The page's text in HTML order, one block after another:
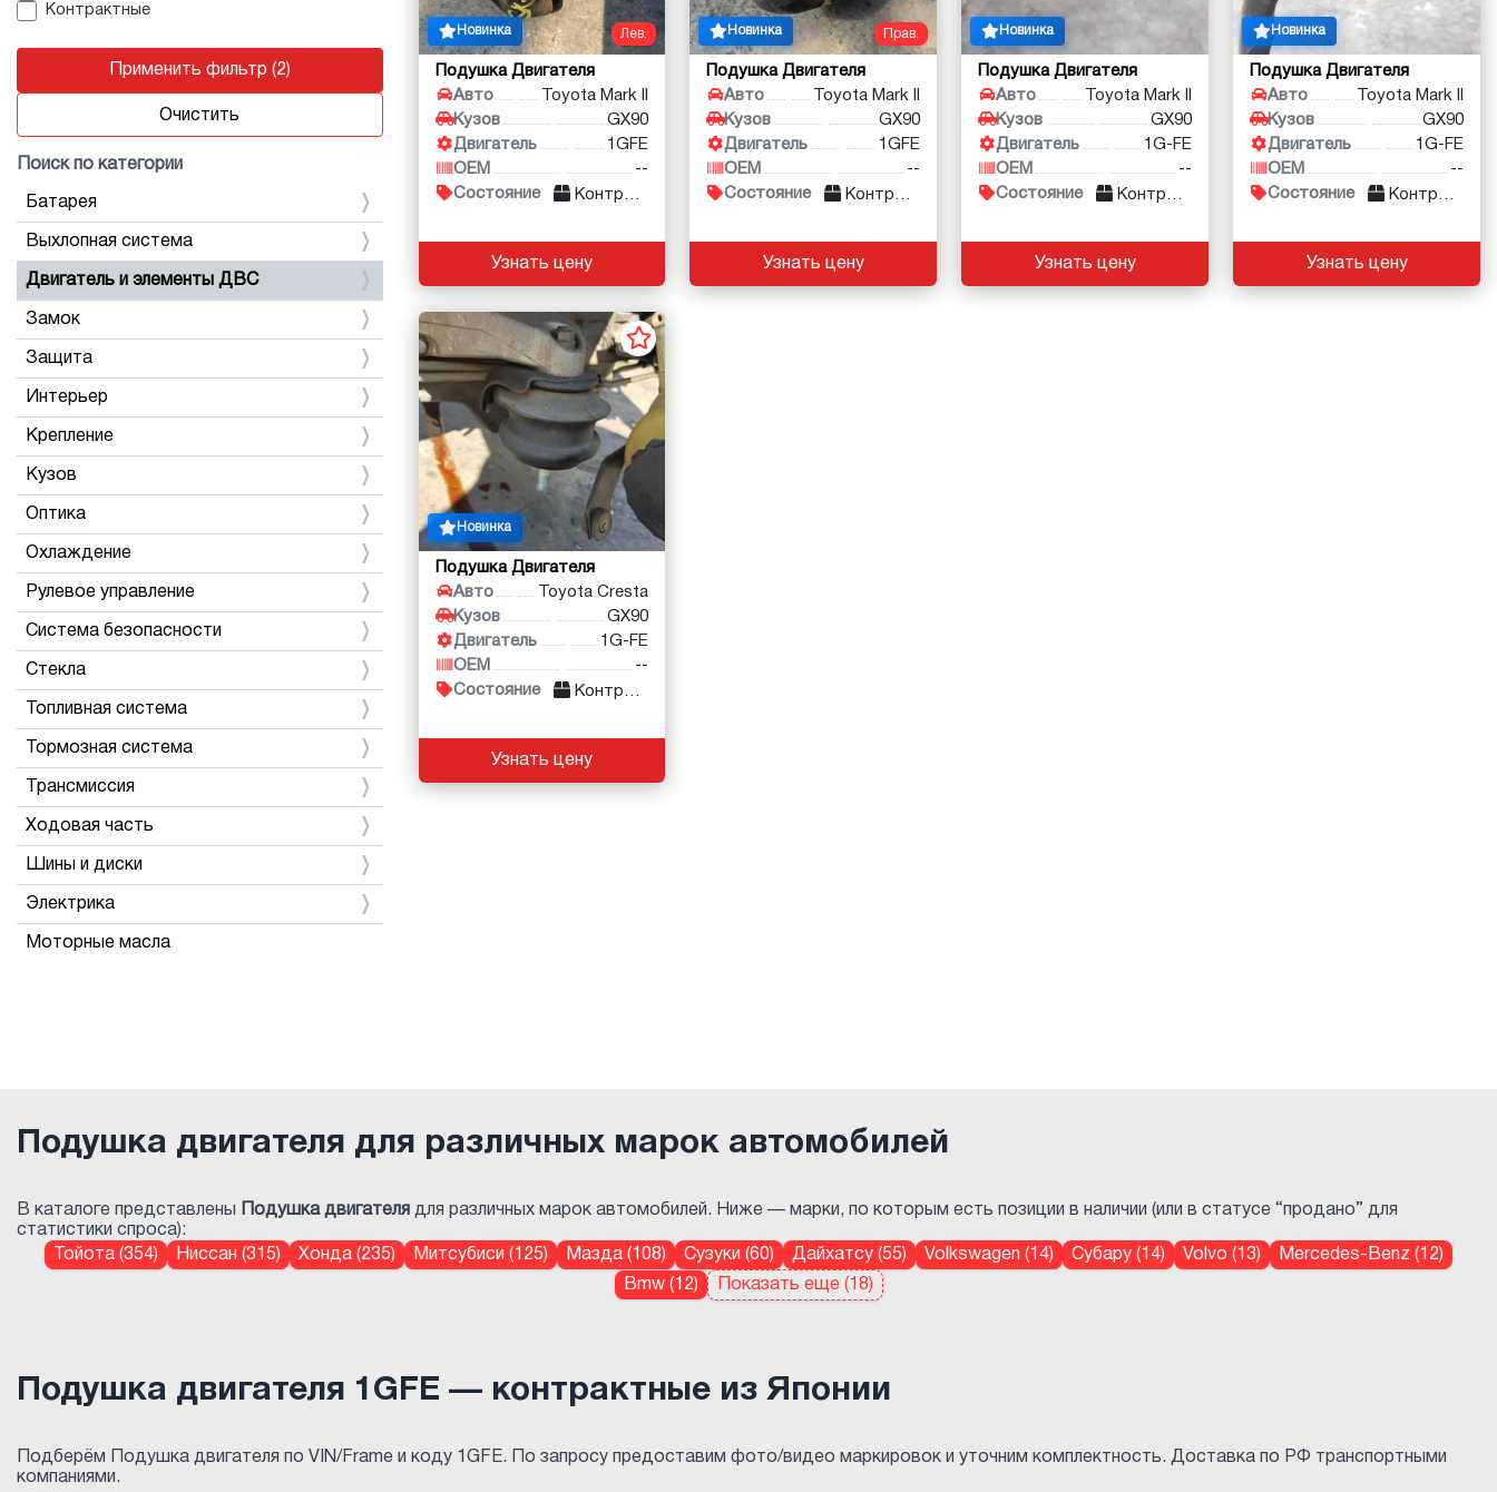
Контрактные
Применить фильтр (2)
Очистить
Поиск по категории
Батарея
Выхлопная система
Двигатель и элементы ДВС
Замок
Защита
Интерьер
Крепление
Кузов
Оптика
Охлаждение
Рулевое управление
Система безопасности
Стекла
Топливная система
Тормозная система
Трансмиссия
Ходовая часть
Шины и диски
Электрика
Моторные масла
Лев.
Новинка
Подушка Двигателя
Авто
Toyota Mark II
Кузов
GX90
Двигатель
1GFE
OEM
--
Состояние
Контракт
Узнать цену
Прав.
Новинка
Подушка Двигателя
Авто
Toyota Mark II
Кузов
GX90
Двигатель
1GFE
OEM
--
Состояние
Контракт
Узнать цену
Новинка
Подушка Двигателя
Авто
Toyota Mark II
Кузов
GX90
Двигатель
1G-FE
OEM
--
Состояние
Контракт
Узнать цену
Новинка
Подушка Двигателя
Авто
Toyota Mark II
Кузов
GX90
Двигатель
1G-FE
OEM
--
Состояние
Контракт
Узнать цену
Новинка
Подушка Двигателя
Авто
Toyota Cresta
Кузов
GX90
Двигатель
1G-FE
OEM
--
Состояние
Контракт
Узнать цену
Подушка двигателя для различных марок автомобилей
В каталоге представлены Подушка двигателя для различных марок автомобилей. Ниже — марки, по которым есть позиции в наличии (или в статусе “продано” для
статистики спроса):
Тойота (354)
Ниссан (315) Хонда (235) Митсубиси (125) Мазда (108) Сузуки (60) Дайхатсу (55) Volkswagen (14) Субару (14) Volvo (13)
Mercedes-Benz (12)
Bmw (12)
Показать еще (18)
Подушка двигателя 1GFE — контрактные из Японии
Подберём Подушка двигателя по VIN/Frame и коду 1GFE. По запросу предоставим фото/видео маркировок и уточним комплектность. Доставка по РФ транспортными
компаниями.